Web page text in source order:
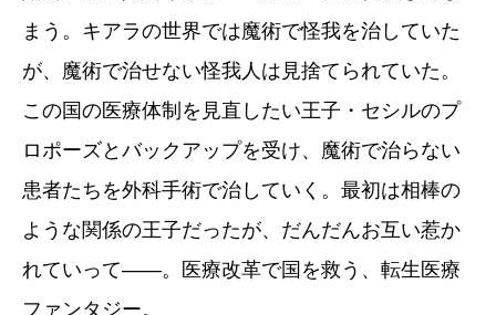
まう。キアラの世界では魔術で怪我を治していた
が、魔術で治せない怪我人は見捨てられていた。
この国の医療体制を見直したい王子・セシルのプ
ロポーズとバックアップを受け、魔術で治らない
患者たちを外科手術で治していく。最初は相棒の
ような関係の王子だったが、だんだんお互い惹か
れていって――。医療改革で国を救う、転生医療
ファンタジー。